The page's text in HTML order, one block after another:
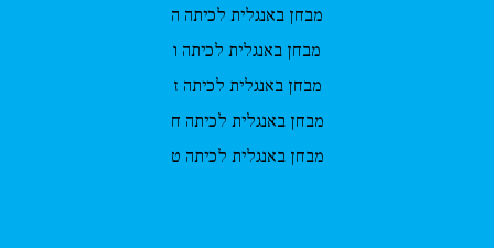
מבחן באנגלית לכיתה ה
מבחן באנגלית לכיתה ו
מבחן באנגלית לכיתה ז
מבחן באנגלית לכיתה ח
מבחן באנגלית לכיתה ט